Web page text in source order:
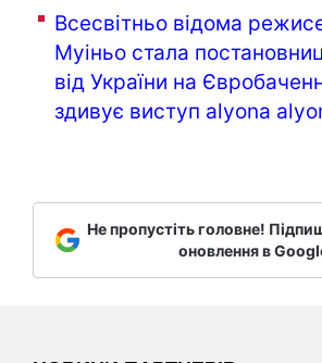
Всесвітньо відома
Муіньо стала
від України на
здивує виступ alyona
Не пропустіть головне!
оновлення в